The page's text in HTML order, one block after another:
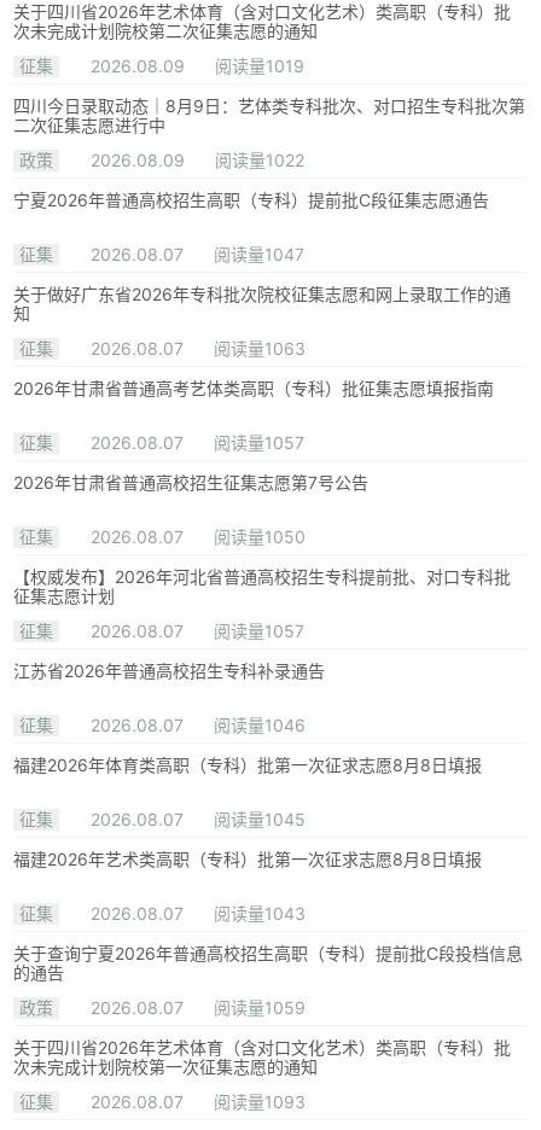
关于四川省2026年艺术体育（含对口文化艺术）类高职（专科）批
次未完成计划院校第二次征集志愿的通知
征集
2026.08.09
阅读量1019
四川今日录取动态｜8月9日：艺体类专科批次、对口招生专科批次第
二次征集志愿进行中
政策
2026.08.09
阅读量1022
宁夏2026年普通高校招生高职（专科）提前批C段征集志愿通告
征集 2026.08.07
阅读量1047
关于做好广东省2026年专科批次院校征集志愿和网上录取工作的通
知
征集
2026.08.07
阅读量1063
2026年甘肃省普通高考艺体类高职（专科）批征集志愿填报指南
征集 2026.08.07
阅读量1057
2026年甘肃省普通高校招生征集志愿第7号公告
征集 2026.08.07
阅读量1050
【权威发布】2026年河北省普通高校招生专科提前批、对口专科批
征集志愿计划
征集
2026.08.07
阅读量1057
江苏省2026年普通高校招生专科补录通告
征集 2026.08.07
阅读量1046
福建2026年体育类高职（专科）批第一次征求志愿8月8日填报
征集 2026.08.07
阅读量1045
福建2026年艺术类高职（专科）批第一次征求志愿8月8日填报
征集 2026.08.07
阅读量1043
关于查询宁夏2026年普通高校招生高职（专科）提前批C段投档信息
的通告
政策
2026.08.07
阅读量1059
关于四川省2026年艺术体育（含对口文化艺术）类高职（专科）批
次未完成计划院校第一次征集志愿的通知
征集
2026.08.07
阅读量1093